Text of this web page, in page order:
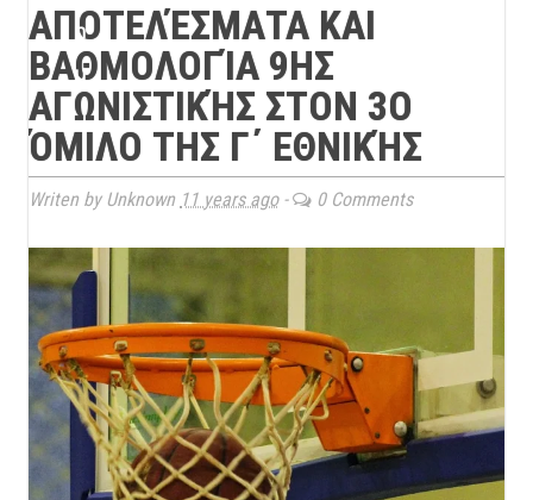
n
u
ΑΠΟΤΕΛΈΣΜΑΤΑ ΚΑΙ
ΒΑΘΜΟΛΟΓΊΑ 9ΗΣ
ΑΓΩΝΙΣΤΙΚΉΣ ΣΤΟΝ 3Ο
ΌΜΙΛΟ ΤΗΣ Γ΄ ΕΘΝΙΚΉΣ
Writen by Unknown 11 years ago- 0 Comments